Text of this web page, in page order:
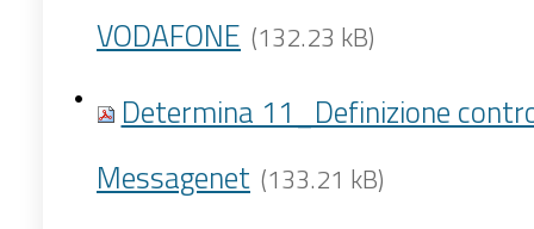
VODAFONE (132.23 kB)
Determina 11_Definizione
Messagenet (133.21 kB)